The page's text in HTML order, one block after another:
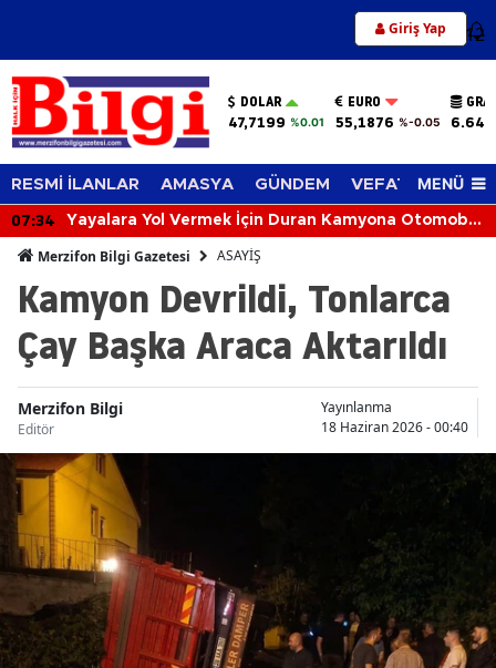
Giriş Yap 12
DOLAR
47,7199 %0.01
EURO
55,1876 %-0.05
RESMİ İLANLAR AMASYA GÜNDEM VEFAT EDENLER
MENÜ
07:34
Yayalara Yol Vermek İçin Duran Kamyona Otomobil
Merzifon Bilgi Gazetesi ASAYİŞ
Kamyon Devrildi, Tonlarca
Çay Başka Araca Aktarıldı
Merzifon Bilgi
Editör
Yayınlanma
18 Haziran 2026 - 00:40